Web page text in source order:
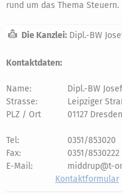
rund um das Thema Steuern.
Die Kanzlei: Dipl.-BW
Kontaktdaten:
Name:
Dipl.-BW
Strasse:
Leipziger
PLZ / Ort
01127 Dresden
Tel:
0351/853020
Fax:
0351/8530222
E-Mail:
middrup@t-
Kontaktformular